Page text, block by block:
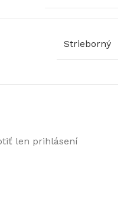
Strieborný
len prihlásení